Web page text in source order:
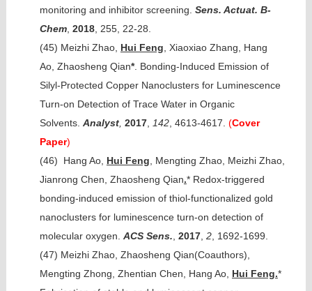
monitoring and inhibitor screening. Sens. Actuat. B-
Chem, 2018, 255, 22-28.
(45) Meizhi Zhao, Hui Feng , Xiaoxiao Zhang, Hang
Ao, Zhaosheng Qian*. Bonding-Induced Emission of
Silyl-Protected Copper Nanoclusters for Luminescence
Turn-on Detection of Trace Water in Organic
Solvents. Analyst, 2017, 142, 4613-4617. (Cover
Paper)
(46)
Hang Ao, Hui Feng , Mengting Zhao, Meizhi Zhao,
Jianrong Chen, Zhaosheng Qian.* Redox-triggered
bonding-induced emission of thiol-functionalized gold
nanoclusters for luminescence turn-on detection of
molecular oxygen. ACS Sens. 2017, 2, 1692-1699.
(47) Meizhi Zhao, Zhaosheng Qian(Coauthors),
Mengting Zhong, Zhentian Chen, Hang Ao, Hui Feng.*